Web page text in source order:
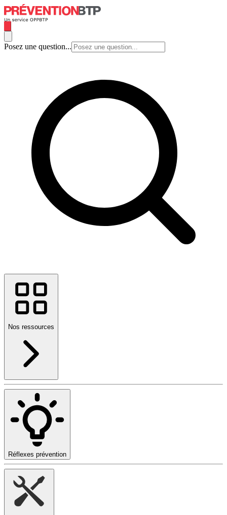
Posez une question...
Nos ressources
Réflexes prévention